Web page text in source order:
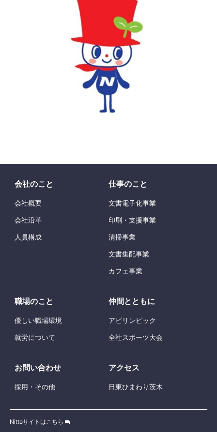
会社のこと
会社概要
会社沿革
人員構成
仕事のこと
文書電子化事業
印刷 ・ 支援事業
清掃事業
文書集配事業
カフェ事業
職場のこと
優しい職場環境
就労について
仲間 とともに
アビリンピック
全社スポーツ大会
お問い合わせ
採用 ・その他
アクセス
日東ひまわり茨木
Nittoサイトはこちら